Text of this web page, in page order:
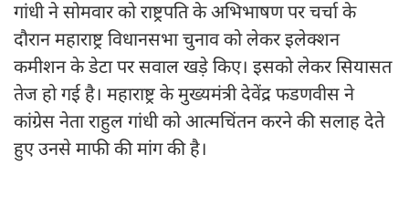
गांधी ने सोमवार को राष्ट्रपति के अभिभाषण पर चर्चा के
दौरान महाराष्ट्र विधानसभा चुनाव को लेकर इलेक्शन
कमीशन के डेटा पर सवाल खड़े किए। इसको लेकर सियासत
तेज हो गई है। महाराष्ट्र के मुख्यमंत्री देवेंद्र फडणवीस ने
कांग्रेस नेता राहुल गांधी को आत्मचिंतन करने की सलाह देते
हुए उनसे माफी की मांग की है।